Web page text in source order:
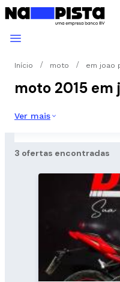
Início moto em joao
moto 2015 em
Ver mais
3 ofertas encontradas